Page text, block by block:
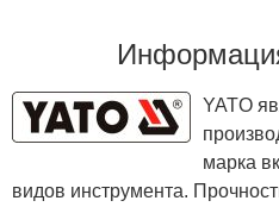
YATO
марка
видов инструмента.